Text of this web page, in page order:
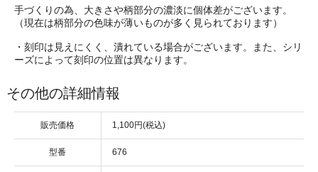
手づくりの為、大きさや柄部分の濃淡に個体差がございます。
（現在は柄部分の色味が薄いものが多く見られております）
・刻印は見えにくく、潰れている場合がございます。また、シリ
ーズによって刻印の位置は異なります。
その他の詳細情報
販売価格 1,100円(税込)
型番 676